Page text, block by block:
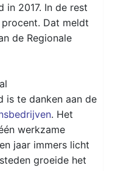
in 2017. In de rest
Dat meldt
de Regionale
is te danken aan de
. Het
werkzame
jaar immers licht
groeide het